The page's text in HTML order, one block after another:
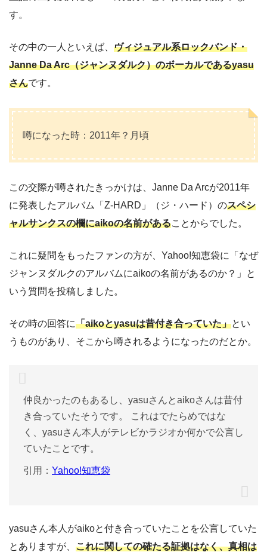
す。
その中の一人といえば、 ヴィジュアル系ロックバンド・
Janne Da Arc（ジャンヌダルク）のボーカルであるyasu
さんです。
噂になった時：2011年？月頃
この交際が噂されたきっかけは、Janne Da Arcが2011年
に発表したアルバム「Z-HARD」（ジ・ハード）のスペシ
ャルサンクスの欄にaikoの名前があることからでした。
これに疑問をもったファンの方が、Yahoo!知恵袋に「なぜ
ジャンヌダルクのアルバムにaikoの名前があるのか？」と
いう質問を投稿しました。
その時の回答に「aikoとyasuは昔付き合っていた」とい
うものがあり、そこから噂されるようになったのだとか。
仲良かったのもあるし、yasuさんとaikoさんは昔付
き合っていたそうです。 これはでたらめではな
く、yasuさん本人がテレビかラジオか何かで公言し
ていたことです。
引用： Yahoo!知恵袋
yasuさん本人がaikoと付き合っていたことを公言していた
とありますが、 これに関しての確たる証拠はなく、真相は